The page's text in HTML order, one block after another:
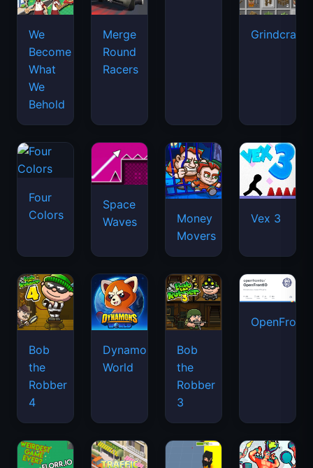
We
Become
What
We
Behold
Merge
Round
Racers
Grindcraft
Four
Colors
Space
Waves
Money
Movers
Vex 3
Bob
the
Robber
4
Dynamons
World
Bob
the
Robber
3